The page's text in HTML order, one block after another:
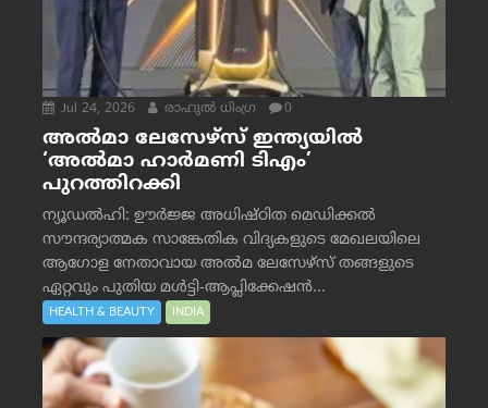
Jul 24, 2026 രാഹുല്‍ ധിംഗ്ര 0
അൽമാ ലേസേഴ്സ് ഇന്ത്യയിൽ
‘അൽമാ ഹാർമണി ടിഎം’
പുറത്തിറക്കി
ന്യൂഡൽഹി: ഊർജ്ജ അധിഷ്ഠിത മെഡിക്കൽ
സൗന്ദര്യാത്മക സാങ്കേതിക വിദ്യകളുടെ മേഖലയിലെ
ആഗോള നേതാവായ അൽമ ലേസേഴ്സ് തങ്ങളുടെ
ഏറ്റവും പുതിയ മൾട്ടി-ആപ്ലിക്കേഷൻ...
HEALTH & BEAUTY INDIA